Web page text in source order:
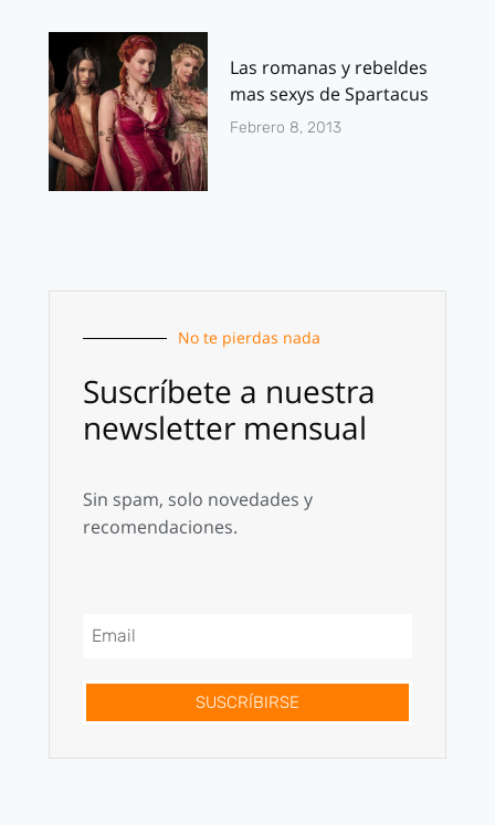
Las romanas y rebeldes
mas sexys de Spartacus
Febrero 8, 2013
No te pierdas nada
Suscríbete a nuestra
newsletter mensual
Sin spam, solo novedades y
recomendaciones.
SUSCRÍBIRSE